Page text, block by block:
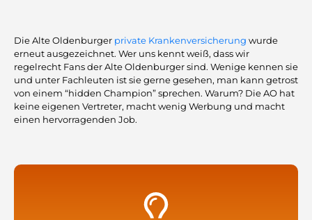
Die Alte Oldenburger private Krankenversicherung wurde
erneut ausgezeichnet. Wer uns kennt weiß, dass wir
regelrecht Fans der Alte Oldenburger sind. Wenige kennen sie
und unter Fachleuten ist sie gerne gesehen, man kann getrost
von einem “hidden Champion” sprechen. Warum? Die AO hat
keine eigenen Vertreter, macht wenig Werbung und macht
einen hervorragenden Job.